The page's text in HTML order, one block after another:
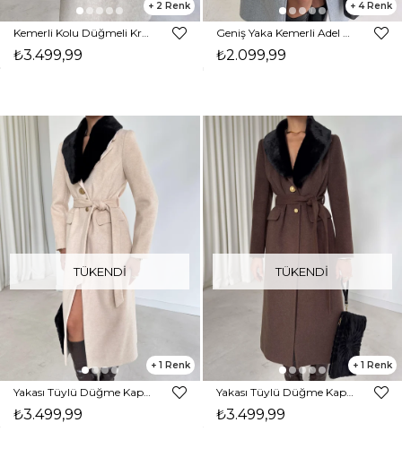
2
₺3.499,99
4
₺2.099,99
TÜKENDI
1
₺3.499,99
TÜKENDI
1
Yakası Tüylü Düğme Kapamalı Kuşaklı Kelmira Kahve Kaban Kaban 26K254
₺3.499,99